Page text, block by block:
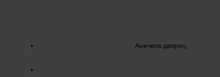
Аничков дворец